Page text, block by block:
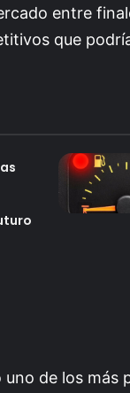
entre
que
de los más